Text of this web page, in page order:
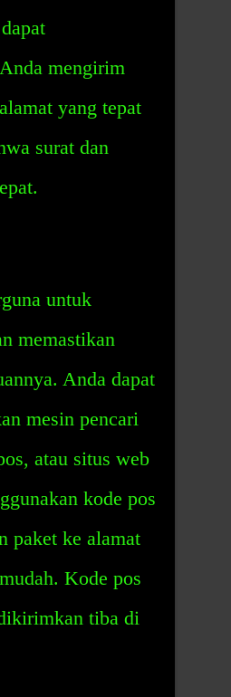
mengirim
yang tepat
surat dan
untuk
memastikan
Anda dapat
mesin pencari
atau situs web
kode pos
paket ke alamat
Kode pos
tiba di